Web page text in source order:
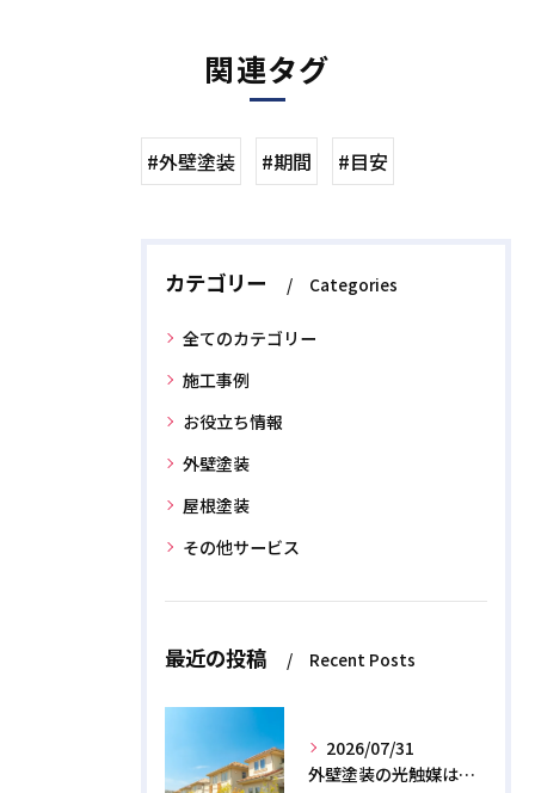
関連タグ
#外壁塗装 #期間 #目安
カテゴリー Categories
全てのカテゴリー
施工事例
お役立ち情報
外壁塗装
屋根塗装
その他サービス
最近の投稿 Recent Posts
2026/07/31
外壁塗装の光触媒は効果なし？デメリットと2026年のリアル